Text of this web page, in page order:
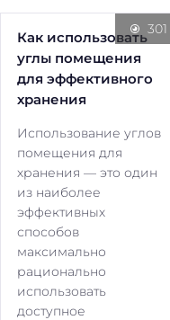
Как использовать
углы помещения
для эффективного
хранения
Использование углов
помещения для
хранения — это один
из наиболее
эффективных
способов
максимально
рационально
использовать
доступное
301